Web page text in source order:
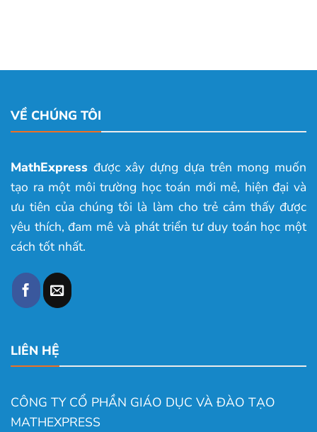
VỀ CHÚNG TÔI
MathExpress được xây dựng dựa trên mong muốn
tạo ra một môi trường học toán mới mẻ, hiện đại và
ưu tiên của chúng tôi là làm cho trẻ cảm thấy được
yêu thích, đam mê và phát triển tư duy toán học một
cách tốt nhất.
LIÊN HỆ
CÔNG TY CỔ PHẦN GIÁO DỤC VÀ ĐÀO TẠO
MATHEXPRESS